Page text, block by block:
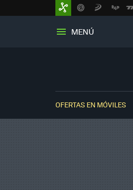
MENÚ
OFERTAS EN MÓVILES